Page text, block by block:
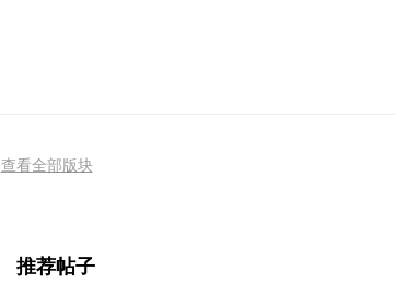
查看全部版块
推荐帖子